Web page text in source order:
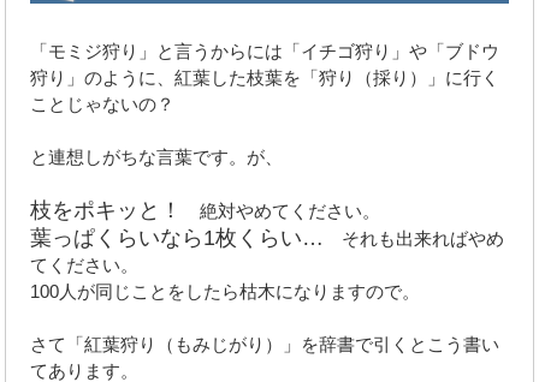
「モミジ狩り」と言うからには「イチゴ狩り」や「ブドウ
狩り」のように、紅葉した枝葉を「狩り（採り）」に行く
ことじゃないの？
と連想しがちな言葉です。が、
枝をポキッと！ 絶対やめてください。
葉っぱくらいなら1枚くらい…
それも出来ればやめ
てください。
100人が同じことをしたら枯木になりますので。
さて「紅葉狩り（もみじがり）」を辞書で引くとこう書い
てあります。